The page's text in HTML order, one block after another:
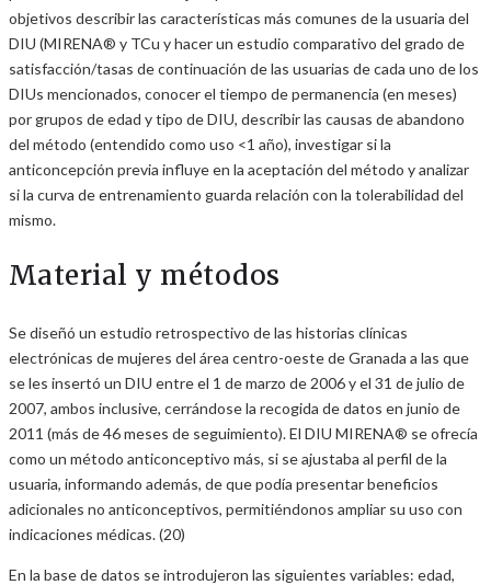
objetivos describir las características más comunes de la usuaria del
DIU (MIRENA® y TCu y hacer un estudio comparativo del grado de
satisfacción/tasas de continuación de las usuarias de cada uno de los
DIUs mencionados, conocer el tiempo de permanencia (en meses)
por grupos de edad y tipo de DIU, describir las causas de abandono
del método (entendido como uso <1 año), investigar si la
anticoncepción previa influye en la aceptación del método y analizar
si la curva de entrenamiento guarda relación con la tolerabilidad del
mismo.
Material y métodos
Se diseñó un estudio retrospectivo de las historias clínicas
electrónicas de mujeres del área centro-oeste de Granada a las que
se les insertó un DIU entre el 1 de marzo de 2006 y el 31 de julio de
2007, ambos inclusive, cerrándose la recogida de datos en junio de
2011 (más de 46 meses de seguimiento). El DIU MIRENA® se ofrecía
como un método anticonceptivo más, si se ajustaba al perfil de la
usuaria, informando además, de que podía presentar beneficios
adicionales no anticonceptivos, permitiéndonos ampliar su uso con
indicaciones médicas. (20)
En la base de datos se introdujeron las siguientes variables: edad,